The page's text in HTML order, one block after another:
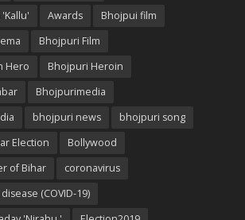
Awards
Bhojpui film
Bhojpuri Film
Hero
Bhojpuri Heroin
Bhojpurimedia
bhojpuri news
bhojpuri song
Election
Bollywood
of Bihar
coronavirus
(COVID-19)